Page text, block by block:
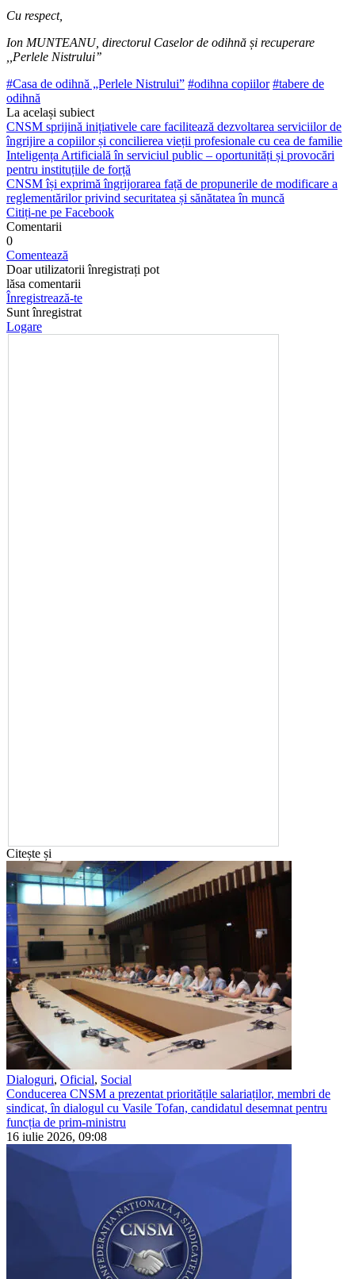
Cu respect,
Ion MUNTEANU, directorul Caselor de odihnă și recuperare
,,Perlele Nistrului’’
#Casa de odihnă „Perlele Nistrului” #odihna copiilor #tabere de
odihnă
La același subiect
CNSM sprijină inițiativele care facilitează dezvoltarea serviciilor de
îngrijire a copiilor și concilierea vieții profesionale cu cea de familie
Inteligența Artificială în serviciul public – oportunități și provocări
pentru instituțiile de forță
CNSM își exprimă îngrijorarea față de propunerile de modificare a
reglementărilor privind securitatea și sănătatea în muncă
Citiți-ne pe Facebook
Comentarii
0
Comentează
Doar utilizatorii înregistrați pot
lăsa comentarii
Înregistrează-te
Sunt înregistrat
Logare
Citește și
Dialoguri, Oficial, Social
Conducerea CNSM a prezentat prioritățile salariaților, membri de
sindicat, în dialogul cu Vasile Tofan, candidatul desemnat pentru
funcția de prim-ministru
16 iulie 2026, 09:08